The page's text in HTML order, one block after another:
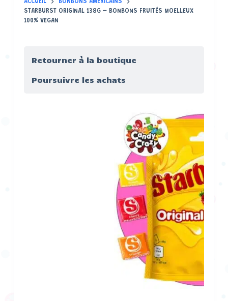
ACCUEIL
BONBONS AMÉRICAINS
STARBURST ORIGINAL 138G – BONBONS FRUITÉS MOELLEUX
100% VEGAN
Poursuivre les achats
Retourner à la boutique